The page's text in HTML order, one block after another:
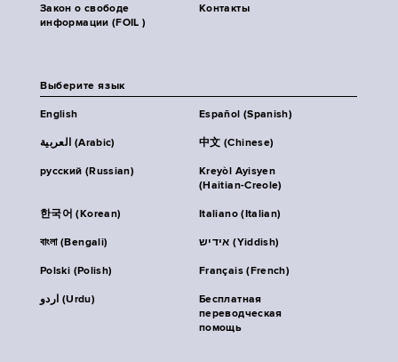
Закон о свободе
информации (FOIL )
Контакты
Выберите язык
English Español (Spanish)
العربية (Arabic) 中文 (Chinese)
русский (Russian)
Kreyòl Ayisyen
(Haitian-Creole)
한국어 (Korean) Italiano (Italian)
বাংলা (Bengali) אידיש (Yiddish)
Polski (Polish) Français (French)
اردو (Urdu)
Бесплатная
переводческая
помощь